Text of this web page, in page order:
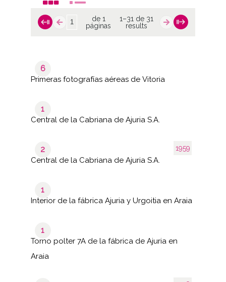
de 1
páginas
1–31 de 31
results
6
Primeras fotografías aéreas de Vitoria
1
Central de la Cabriana de Ajuria S.A.
1959
2
Central de la Cabriana de Ajuria S.A.
1
Interior de la fábrica Ajuria y Urgoitia en Araia
1
Torno polter 7A de la fábrica de Ajuria en
Araia